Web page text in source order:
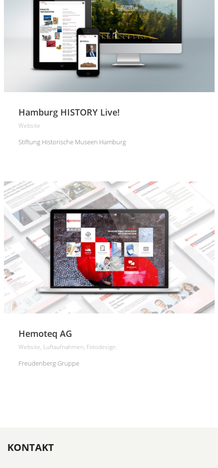
Hamburg HISTORY Live!
Website
Stiftung Historische Museen Hamburg
Hemoteq AG
Website, Luftaufnahmen, Fotodesign
Freudenberg Gruppe
KONTAKT